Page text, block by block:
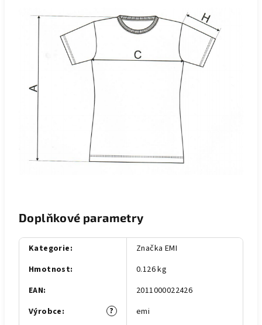
Doplňkové parametry
Kategorie:
Značka EMI
Hmotnost:
0.126 kg
EAN:
2011000022426
?
Výrobce: emi